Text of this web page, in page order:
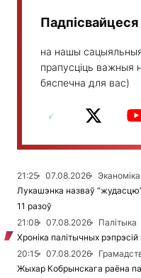
Падпісвайцеся
на нашы сацыяльныя
прапусціць важныя
бяспечна для вас)
21:25 07.08.2026
Эканоміка
Лукашэнка назваў
11 разоў
21:08
07.08.2026
Палітыка
Хроніка палітычных
20:15
07.08.2026
Жыхар Кобрынскага раёна